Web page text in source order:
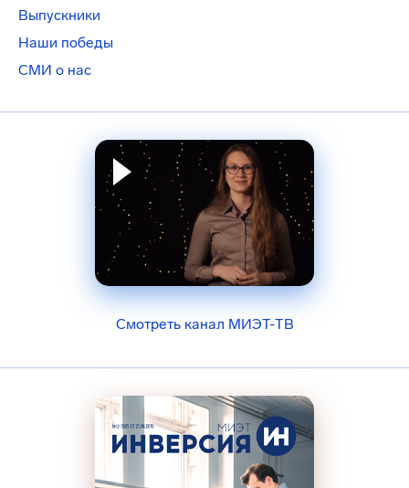
Выпускники
Наши победы
СМИ о нас
Смотреть канал МИЭТ-ТВ